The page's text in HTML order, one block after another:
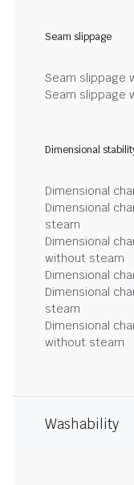
Seam slippage
Seam slippage
Seam slippage
Dimensional
Dimensional
Dimensional
steam
Dimensional
without steam
Dimensional
Dimensional
steam
Dimensional
without steam
Washability